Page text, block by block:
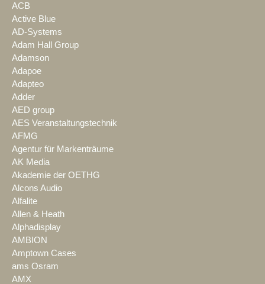
ACB
Active Blue
AD-Systems
Adam Hall Group
Adamson
Adapoe
Adapteo
Adder
AED group
AES Veranstaltungstechnik
AFMG
Agentur für Markenträume
AK Media
Akademie der OETHG
Alcons Audio
Alfalite
Allen & Heath
Alphadisplay
AMBION
Amptown Cases
ams Osram
AMX